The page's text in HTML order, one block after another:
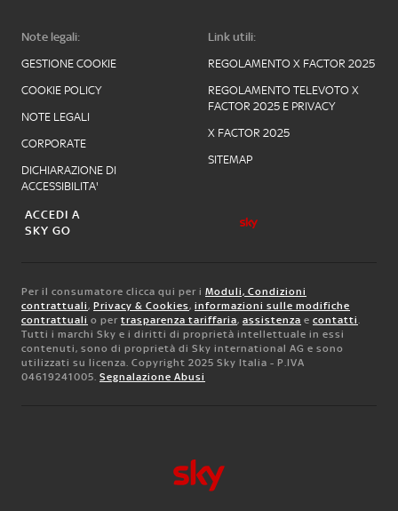
Note legali:
GESTIONE COOKIE
COOKIE POLICY
NOTE LEGALI
CORPORATE
DICHIARAZIONE DI
ACCESSIBILITA'
Link utili:
REGOLAMENTO X FACTOR 2025
REGOLAMENTO TELEVOTO X
FACTOR 2025 E PRIVACY
X FACTOR 2025
SITEMAP
ACCEDI A
SKY GO
Per il consumatore clicca qui per i Moduli, Condizioni
contrattuali, Privacy & Cookies, informazioni sulle modifiche
contrattuali o per trasparenza tariffaria, assistenza e contatti.
Tutti i marchi Sky e i diritti di proprietà intellettuale in essi
contenuti, sono di proprietà di Sky international AG e sono
utilizzati su licenza. Copyright 2025 Sky Italia - P.IVA
04619241005. Segnalazione Abusi